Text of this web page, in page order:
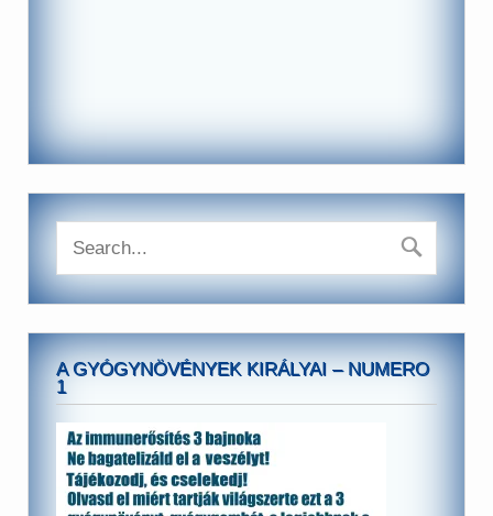
A GYÓGYNÖVÉNYEK KIRÁLYAI – NUMERO
1